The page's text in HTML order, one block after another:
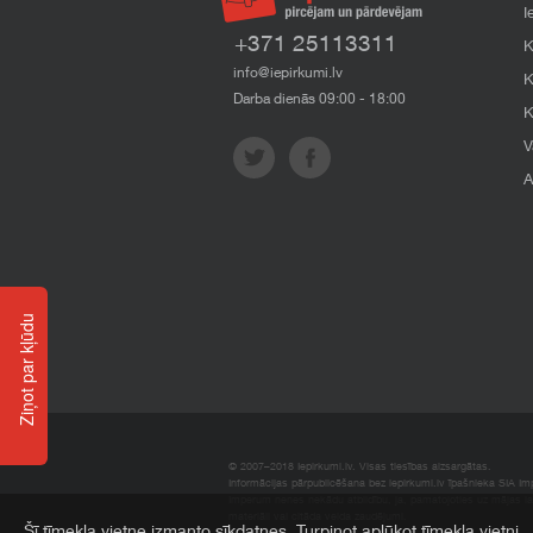
+371 25113311
info@iepirkumi.lv
Darba dienās 09:00 - 18:00
© 2007–2018 Iepirkumi.lv. Visas tiesības aizsargātas.
Informācijas pārpublicēšana bez iepirkumi.lv īpašnieka SIA
Ziņot par kļūdu